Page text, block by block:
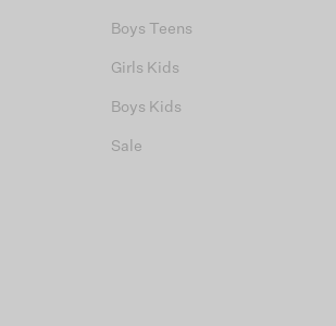
Boys Teens
Girls Kids
Boys Kids
Sale